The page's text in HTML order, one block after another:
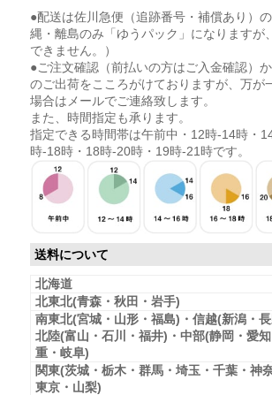
●配送は佐川急便（追跡番号・補償あり）
縄・離島のみ「ゆうパック」になりますが
できません。）
●ご注文確認（前払いの方はご入金確認）
のご出荷をこころがけておりますが、万が
場合はメールでご連絡致します。
また、時間指定も承ります。
指定できる時間帯は午前中・12時-14時・
時-18時・18時-20時・19時-21時です。
送料について
北海道
北東北(青森・秋田・岩手)
南東北(宮城・山形・福島)・信越(新潟・長
北陸(富山・石川・福井)・中部(静岡・愛
重・岐阜)
関東(茨城・栃木・群馬・埼玉・千葉・神
東京・山梨)